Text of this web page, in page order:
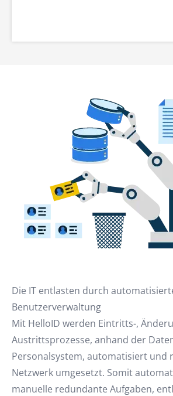
Die IT entlasten durch
Benutzerverwaltung
Mit HelloID werden Eintritts-,
Austrittsprozesse, anhand der
Personalsystem, automatisiert und
Netzwerk umgesetzt. Somit
manuelle redundante Aufgaben,